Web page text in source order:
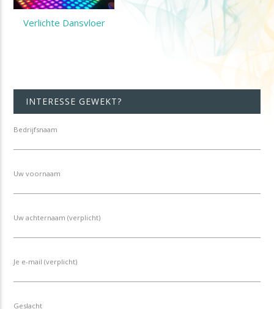
Verlichte Dansvloer
INTERESSE GEWEKT?
Bedrijfsnaam
Uw voornaam
Uw achternaam (verplicht)
Je e-mail (verplicht)
Geslacht